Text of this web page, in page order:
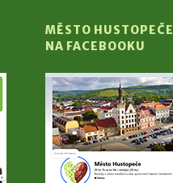
MĚSTO HUSTOPEČE
NA FACEBOOKU